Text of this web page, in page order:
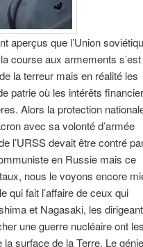
aperçus que l’Union
course aux armements s’est
la terreur mais en réalité les
patrie où les intérêts
Alors la protection
avec sa volonté d’armée
l’URSS devait être contré
en Russie mais ce
nous le voyons encore
qui fait l’affaire de ceux qui
et Nagasaki, les
une guerre nucléaire ont les
surface de la Terre. Le génie